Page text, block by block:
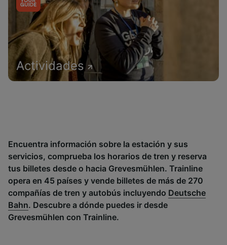
Actividades
Encuentra información sobre la estación y sus
servicios, comprueba los horarios de tren y reserva
tus billetes desde o hacia Grevesmühlen. Trainline
opera en 45 países y vende billetes de más de 270
compañías de tren y autobús incluyendo Deutsche
Bahn. Descubre a dónde puedes ir desde
Grevesmühlen con Trainline.